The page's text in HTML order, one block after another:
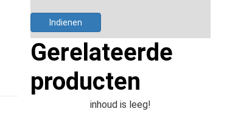
Indienen
Gerelateerde
producten
inhoud is leeg!